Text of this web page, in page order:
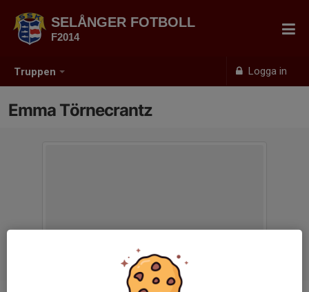
Truppen Logga in
SELÅNGER FOTBOLL
F2014
Emma Törnecrantz